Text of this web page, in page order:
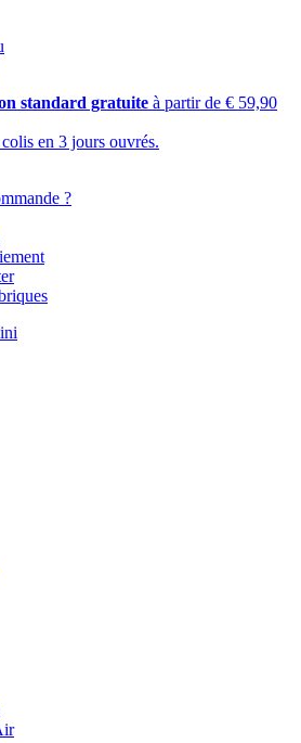
standard gratuite à partir de € 59,90
en 3 jours ouvrés.
?